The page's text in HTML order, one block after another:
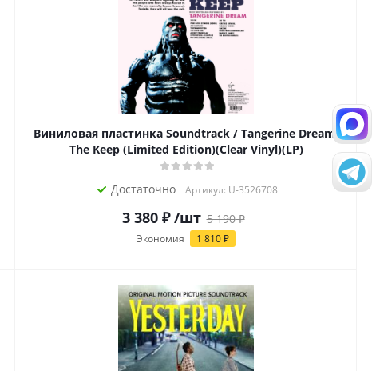
Виниловая пластинка Soundtrack / Tangerine Dream:
The Keep (Limited Edition)(Clear Vinyl)(LP)
Достаточно Артикул: U-3526708
3 380₽ /шт 5 190₽
Экономия 1 810₽